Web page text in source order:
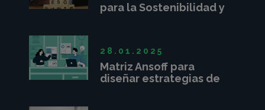
para la Sostenibilidad y
Matriz Ansoff para
diseñar estrategias de
28.01.2025